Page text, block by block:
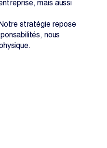
mais aussi
stratégie repose
nous